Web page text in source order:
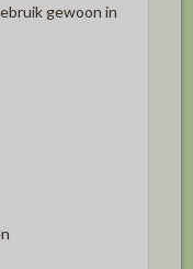
gewoon in